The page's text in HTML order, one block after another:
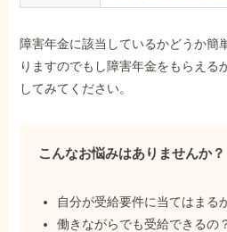
障害年金に該当しているかどうか簡
りますのでもし障害年金をもらえる
してみてください。
こんなお悩みはありませんか？
自分が受給要件に当てはまる
働きながらでも受給できるの